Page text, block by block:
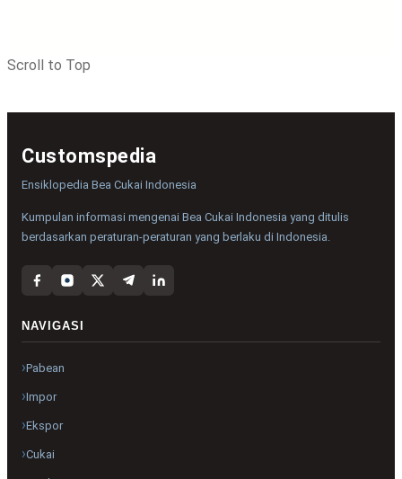
Scroll to Top
Customspedia
Ensiklopedia Bea Cukai Indonesia
Kumpulan informasi mengenai Bea Cukai Indonesia yang ditulis
berdasarkan peraturan-peraturan yang berlaku di Indonesia.
NAVIGASI
Pabean
Impor
Ekspor
Cukai